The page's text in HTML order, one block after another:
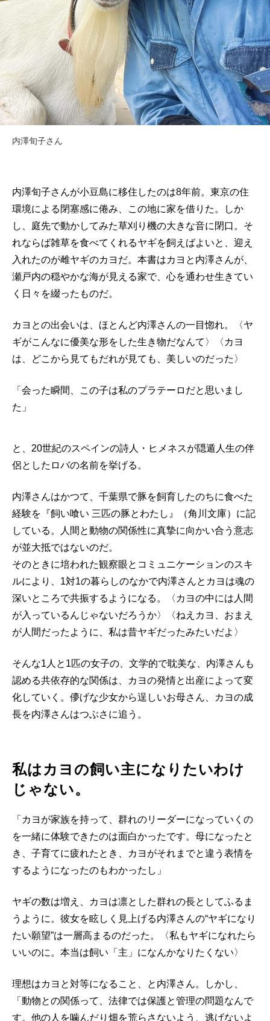
内澤旬子さん
内澤旬子さんが小豆島に移住したのは8年前。東京の住
環境による閉塞感に倦み、この地に家を借りた。しか
し、庭先で動かしてみた草刈り機の大きな音に閉口。そ
れならば雑草を食べてくれるヤギを飼えばよいと、迎え
入れたのが雌ヤギのカヨだ。本書はカヨと内澤さんが、
瀬戸内の穏やかな海が見える家で、心を通わせ生きてい
く日々を綴ったものだ。
カヨとの出会いは、ほとんど内澤さんの一目惚れ。〈ヤ
ギがこんなに優美な形をした生き物だなんて〉〈カヨ
は、どこから見てもだれが見ても、美しいのだった〉
「会った瞬間、この子は私のプラテーロだと思いまし
た」
と、20世紀のスペインの詩人・ヒメネスが隠遁人生の伴
侶としたロバの名前を挙げる。
内澤さんはかつて、千葉県で豚を飼育したのちに食べた
経験を『飼い喰い 三匹の豚とわたし』（角川文庫）に記
している。人間と動物の関係性に真摯に向かい合う意志
が並大抵ではないのだ。
そのときに培われた観察眼とコミュニケーションのスキ
ルにより、1対1の暮らしのなかで内澤さんとカヨは魂の
深いところで共振するようになる。〈カヨの中には人間
が入っているんじゃないだろうか〉〈ねえカヨ、おまえ
が人間だったように、私は昔ヤギだったみたいだよ〉
そんな1人と1匹の女子の、文学的で耽美な、内澤さんも
認める共依存的な関係は、カヨの発情と出産によって変
化していく。儚げな少女から逞しいお母さん、カヨの成
長を内澤さんはつぶさに追う。
私はカヨの飼い主になりたいわけ
じゃない。
「カヨが家族を持って、群れのリーダーになっていくの
を一緒に体験できたのは面白かったです。母になったと
き、子育てに疲れたとき、カヨがそれまでと違う表情を
するようになったのもわかったし」
ヤギの数は増え、カヨは凛とした群れの長としてふるま
うように。彼女を眩しく見上げる内澤さんの“ヤギになり
たい願望”は一層高まるのだった。〈私もヤギになれたら
いいのに。本当は飼い「主」になんかなりたくない〉
理想はカヨと対等になること、と内澤さん。しかし、
「動物との関係って、法律では保護と管理の問題なんで
す。他の人を噛んだり畑を荒らさないよう、逃げないよ